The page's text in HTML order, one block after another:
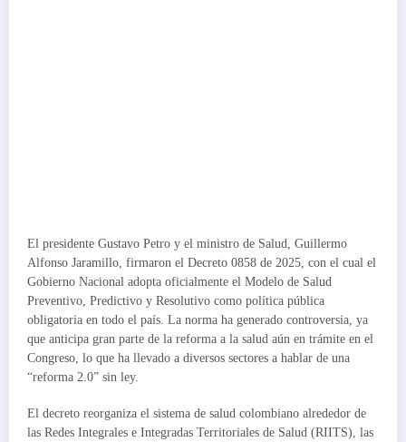
El presidente Gustavo Petro y el ministro de Salud, Guillermo
Alfonso Jaramillo, firmaron el Decreto 0858 de 2025, con el cual el
Gobierno Nacional adopta oficialmente el Modelo de Salud
Preventivo, Predictivo y Resolutivo como política pública
obligatoria en todo el país. La norma ha generado controversia, ya
que anticipa gran parte de la reforma a la salud aún en trámite en el
Congreso, lo que ha llevado a diversos sectores a hablar de una
“reforma 2.0” sin ley.
El decreto reorganiza el sistema de salud colombiano alrededor de
las Redes Integrales e Integradas Territoriales de Salud (RIITS), las